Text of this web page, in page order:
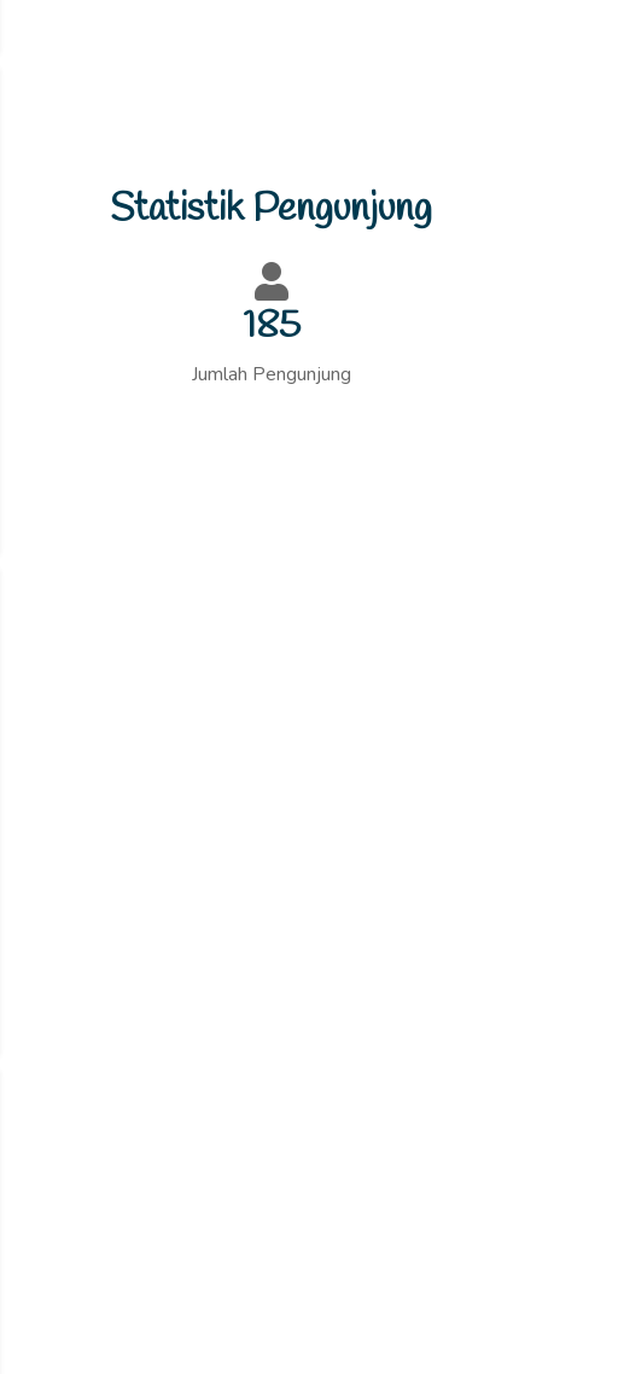
Statistik Pengunjung
185
Jumlah Pengunjung